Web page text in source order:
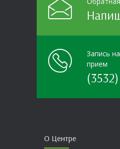
Запись
прием
О Центре